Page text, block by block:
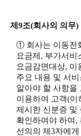
제9조(회사의 의무)
① 회사는 이동전
요금제, 부가서비
요금감면대상, 이
주요 내용 및 서
알아야 할 사항을
이용하여 고객(이
제시한 신분증 및
확인하여야 하며,
선의의 제3자에